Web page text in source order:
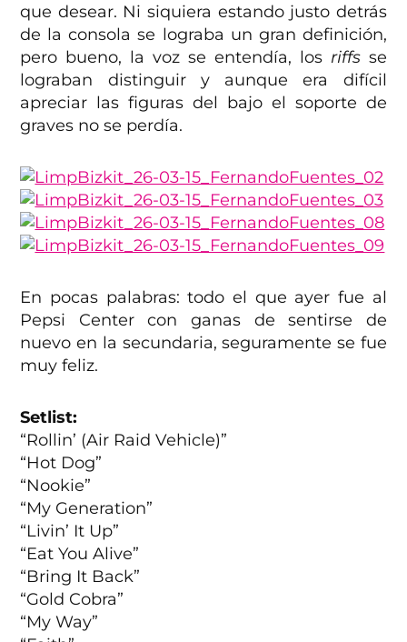
que desear. Ni siquiera estando justo detrás
de la consola se lograba un gran definición,
pero bueno, la voz se entendía, los riffsse
lograban distinguir y aunque era difícil
apreciar las figuras del bajo el soporte de
graves no se perdía.
En pocas palabras: todo el que ayer fue al
Pepsi Center con ganas de sentirse de
nuevo en la secundaria, seguramente se fue
muy feliz.
Setlist:
“Rollin’ (Air Raid Vehicle)”
“Hot Dog”
“Nookie”
“My Generation”
“Livin’ It Up”
“Eat You Alive”
“Bring It Back”
“Gold Cobra”
“My Way”